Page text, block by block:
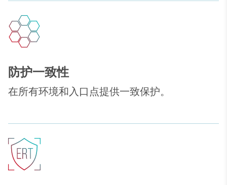
防护一致性
在所有环境和入口点提供一致保护。